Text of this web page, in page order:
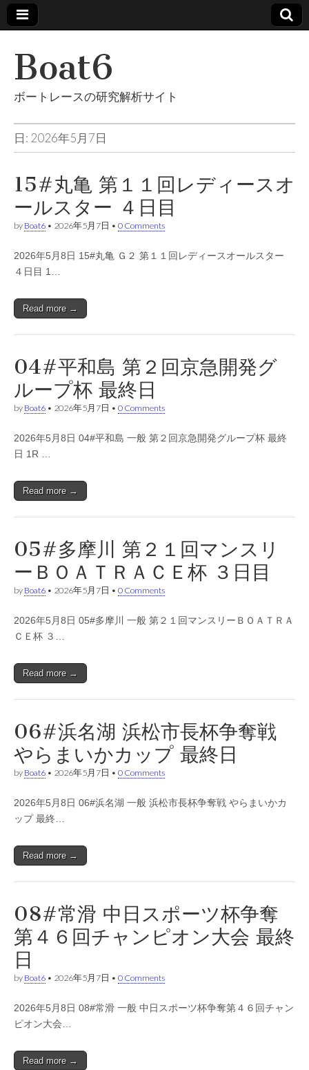
Boat6
ボートレースの研究解析サイト
日: 2026年5月7日
15#丸亀 第１１回レディースオ
ールスター ４日目
by Boat6 • 2026年5月7日 • 0 Comments
2026年5月8日 15#丸亀 Ｇ２ 第１１回レディースオールスター
４日目 1…
Read more →
04#平和島 第２回京急開発グ
ループ杯 最終日
by Boat6 • 2026年5月7日 • 0 Comments
2026年5月8日 04#平和島 一般 第２回京急開発グループ杯 最終
日 1R …
Read more →
05#多摩川 第２１回マンスリ
ーＢＯＡＴＲＡＣＥ杯 ３日目
by Boat6 • 2026年5月7日 • 0 Comments
2026年5月8日 05#多摩川 一般 第２１回マンスリーＢＯＡＴＲＡ
ＣＥ杯 ３…
Read more →
06#浜名湖 浜松市長杯争奪戦
やらまいかカップ 最終日
by Boat6 • 2026年5月7日 • 0 Comments
2026年5月8日 06#浜名湖 一般 浜松市長杯争奪戦 やらまいかカ
ップ 最終…
Read more →
08#常滑 中日スポーツ杯争奪
第４６回チャンピオン大会 最終
日
by Boat6 • 2026年5月7日 • 0 Comments
2026年5月8日 08#常滑 一般 中日スポーツ杯争奪第４６回チャン
ピオン大会…
Read more →